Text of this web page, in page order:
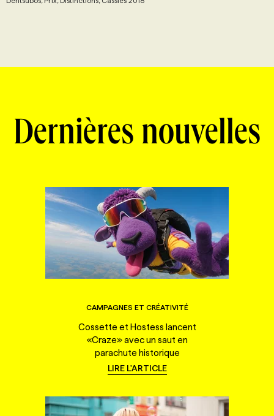
Dernières nouvelles
CAMPAGNES ET CRÉATIVITÉ
Cossette et Hostess lancent
«Craze» avec un saut en
parachute historique
LIRE L'ARTICLE